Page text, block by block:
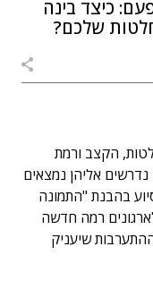
כיצד בינה
שלכם?
הקצב ורמת
אליהן נמצאים
בהבנת "התמונה
רמה חדשה
שיעניק